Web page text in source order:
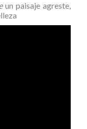
un paisaje agreste,